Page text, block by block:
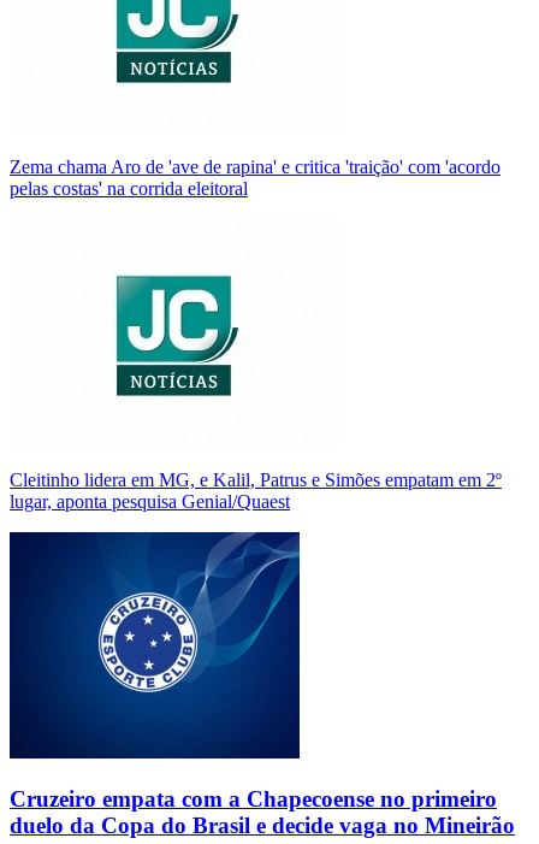
Zema chama Aro de 'ave de rapina' e critica 'traição' com 'acordo
pelas costas' na corrida eleitoral
Cleitinho lidera em MG, e Kalil, Patrus e Simões empatam em 2º
lugar, aponta pesquisa Genial/Quaest
Cruzeiro empata com a Chapecoense no primeiro
duelo da Copa do Brasil e decide vaga no Mineirão